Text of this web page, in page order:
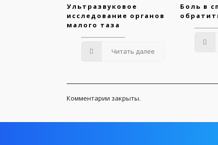
Ультразвуковое
исследование органов
малого таза
Читать далее
Боль в
Комментарии закрыты.